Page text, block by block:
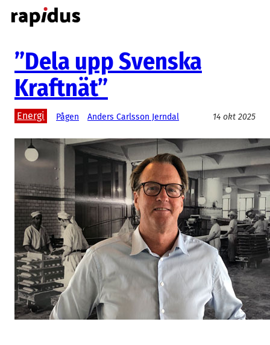
Hoppa
till
”Dela upp Svenska
Kraftnät”
Energi Pågen Anders Carlsson Jerndal 14 okt 2025